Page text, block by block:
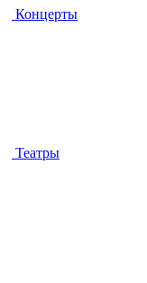
Концерты
Театры